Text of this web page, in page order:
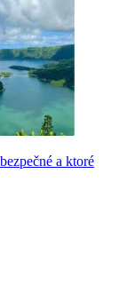
a ktoré